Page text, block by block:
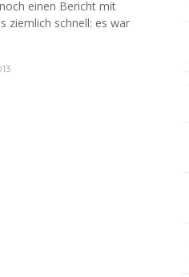
einen Bericht mit
ziemlich schnell: es war